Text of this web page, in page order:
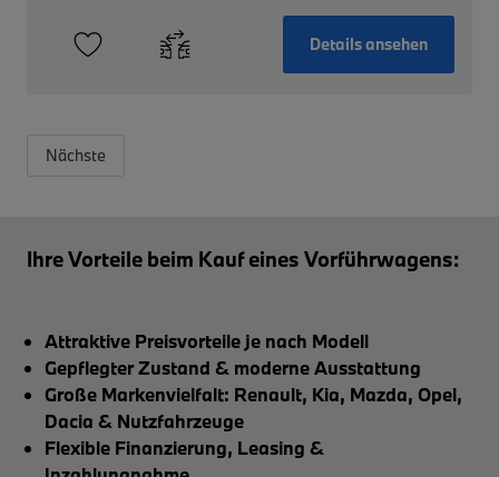
Details ansehen
Nächste
Ihre Vorteile beim Kauf eines Vorführwagens:
Attraktive Preisvorteile je nach Modell
Gepflegter Zustand & moderne Ausstattung
Große Markenvielfalt: Renault, Kia, Mazda, Opel,
Dacia & Nutzfahrzeuge
Flexible Finanzierung, Leasing &